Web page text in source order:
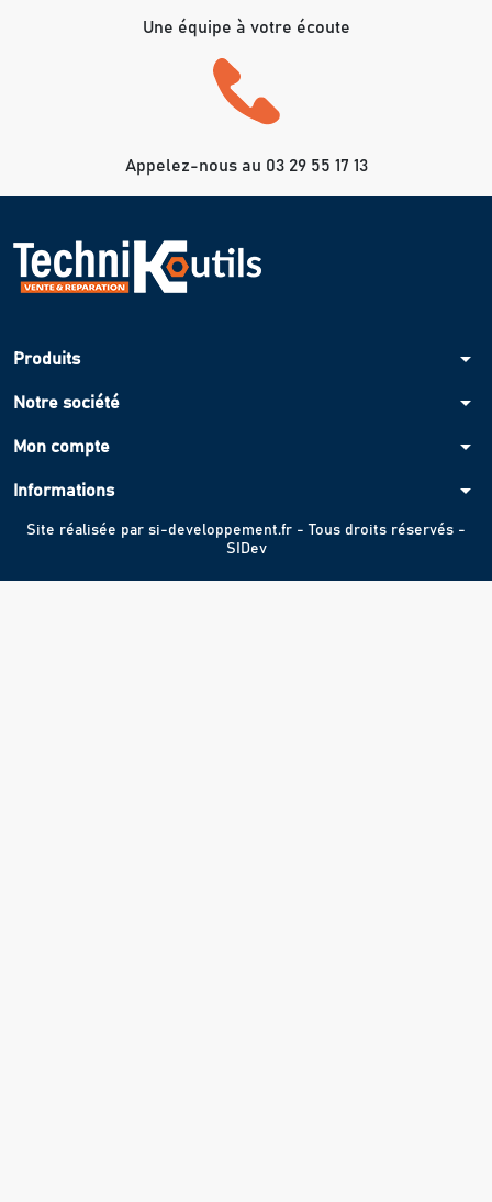
Une équipe à votre écoute
Appelez-nous au 03 29 55 17 13
Produits arrow_drop_down
Notre société arrow_drop_down
Mon compte arrow_drop_down
Informations arrow_drop_down
Site réalisée par si-developpement.fr - Tous droits réservés -
SIDev